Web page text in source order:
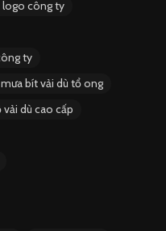
logo công ty
ty
bít vải dù tổ ong
dù cao cấp